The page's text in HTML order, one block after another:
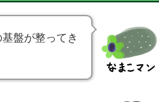
盤が整ってき